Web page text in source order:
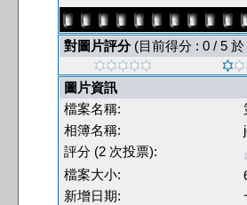
對圖片評分(目前得分 : 0 / 5 於
圖片資訊
檔案名稱:
相簿名稱:
評分 (2 次投票):
檔案大小:
新增日期: